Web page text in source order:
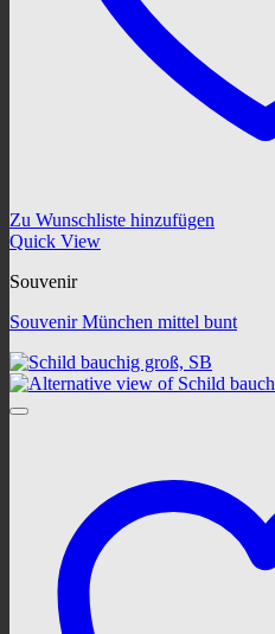
Zu Wunschliste hinzufügen
Quick View
Souvenir
Souvenir München mittel bunt